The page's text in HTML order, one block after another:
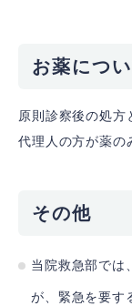
お薬につ
原則診察後の処方
代理人の方が薬の
その他
当院救急部では
が、緊急を要す